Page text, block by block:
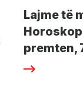
Lajme të
premten,